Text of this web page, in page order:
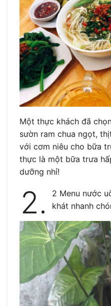
Một thực khách đã
sườn ram chua ngọt,
với cơm niêu cho bữa
thực là một bữa trưa
dưỡng nhỉ!
2.
2 Menu nước
khát nhanh